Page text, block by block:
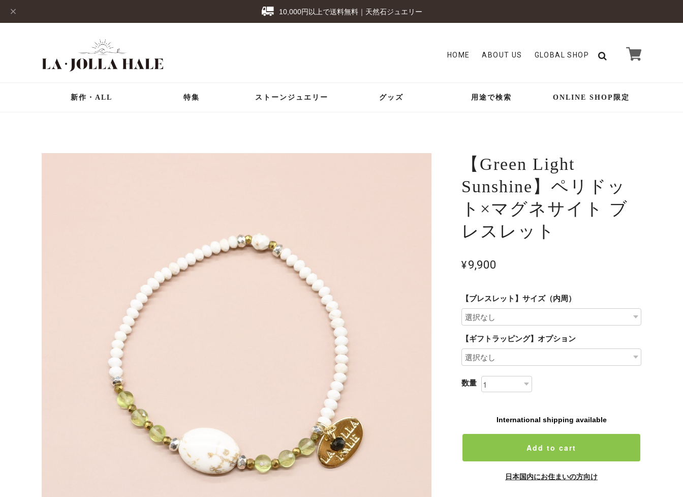
10,000円以上で送料無料｜天然石ジュエリー
HOME ABOUT US GLOBAL SHOP
新作・ALL 特集 ストーンジュエリー グッズ 用途で検索 ONLINE SHOP限定
【Green Light
Sunshine】ペリドッ
ト×マグネサイト ブ
レスレット
¥9,900
【ブレスレット】サイズ（内周）
【ギフトラッピング】オプション
数量
International shipping available
Add to cart
日本国内にお住まいの方向け